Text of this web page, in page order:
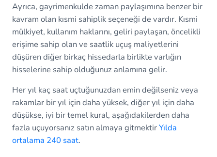
Ayrıca, gayrimenkulde zaman paylaşımına benzer bir
kavram olan kısmi sahiplik seçeneği de vardır. Kısmi
mülkiyet, kullanım haklarını, geliri paylaşan, öncelikli
erişime sahip olan ve saatlik uçuş maliyetlerini
düşüren diğer birkaç hissedarla birlikte varlığın
hisselerine sahip olduğunuz anlamına gelir.
Her yıl kaç saat uçtuğunuzdan emin değilseniz veya
rakamlar bir yıl için daha yüksek, diğer yıl için daha
düşükse, iyi bir temel kural, aşağıdakilerden daha
fazla uçuyorsanız satın almaya gitmektirYılda
ortalama 240 saat.